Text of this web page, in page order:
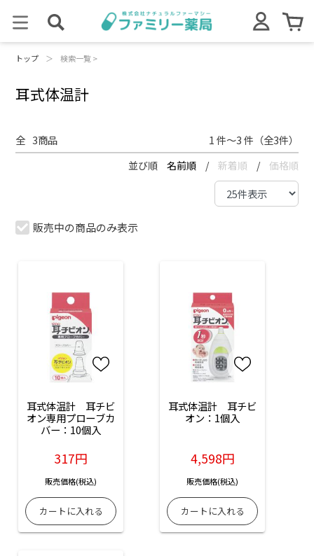
トップ ＞ 検索一覧 >
耳式体温計
全 3商品 1 件～3 件（全3件）
並び順 名前順 / 新着順 / 価格順
販売中の商品のみ表示
耳式体温計　耳チビ
オン専用プローブカ
バー：10個入
317円
販売価格(税込)
耳式体温計　耳チビ
オン：1個入
4,598円
販売価格(税込)